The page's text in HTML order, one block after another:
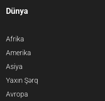
Dünya
Afrika
Amerika
Asiya
Yaxın Şərq
Avropa